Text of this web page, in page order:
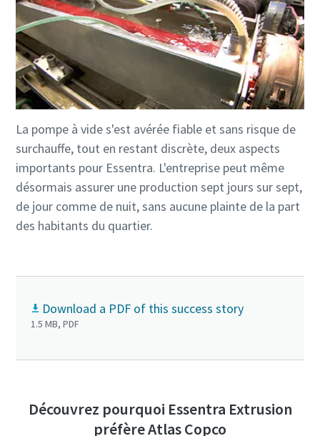
La pompe à vide s'est avérée fiable et sans risque de
surchauffe, tout en restant discrète, deux aspects
importants pour Essentra. L'entreprise peut même
désormais assurer une production sept jours sur sept,
de jour comme de nuit, sans aucune plainte de la part
des habitants du quartier.
Download a PDF of this success story
1.5 MB, PDF
Découvrez pourquoi Essentra Extrusion
préfère Atlas Copco